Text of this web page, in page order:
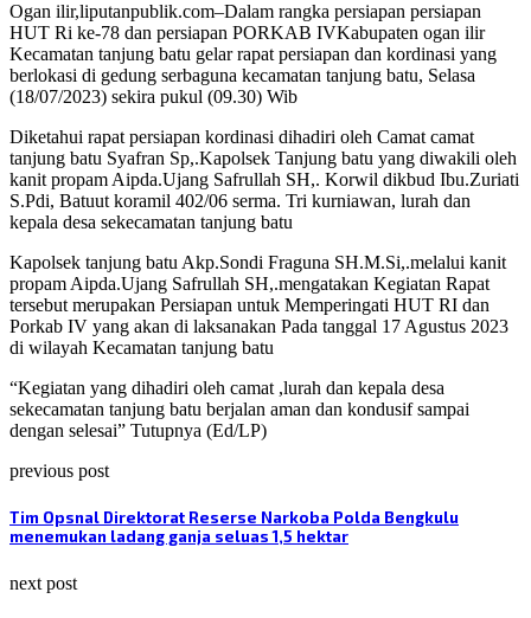
Ogan ilir,liputanpublik.com–Dalam rangka persiapan persiapan
HUT Ri ke-78 dan persiapan PORKAB IVKabupaten ogan ilir
Kecamatan tanjung batu gelar rapat persiapan dan kordinasi yang
berlokasi di gedung serbaguna kecamatan tanjung batu, Selasa
(18/07/2023) sekira pukul (09.30) Wib
Diketahui rapat persiapan kordinasi dihadiri oleh Camat camat
tanjung batu Syafran Sp,.Kapolsek Tanjung batu yang diwakili oleh
kanit propam Aipda.Ujang Safrullah SH,. Korwil dikbud Ibu.Zuriati
S.Pdi, Batuut koramil 402/06 serma. Tri kurniawan, lurah dan
kepala desa sekecamatan tanjung batu
Kapolsek tanjung batu Akp.Sondi Fraguna SH.M.Si,.melalui kanit
propam Aipda.Ujang Safrullah SH,.mengatakan Kegiatan Rapat
tersebut merupakan Persiapan untuk Memperingati HUT RI dan
Porkab IV yang akan di laksanakan Pada tanggal 17 Agustus 2023
di wilayah Kecamatan tanjung batu
“Kegiatan yang dihadiri oleh camat ,lurah dan kepala desa
sekecamatan tanjung batu berjalan aman dan kondusif sampai
dengan selesai” Tutupnya (Ed/LP)
previous post
Tim Opsnal Direktorat Reserse Narkoba Polda Bengkulu
menemukan ladang ganja seluas 1,5 hektar
next post